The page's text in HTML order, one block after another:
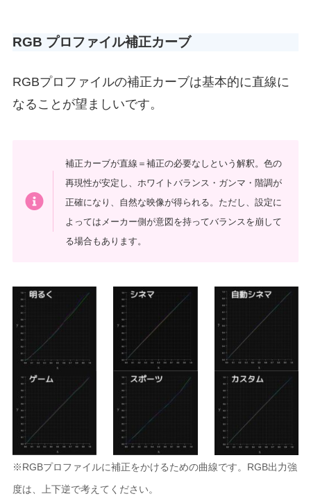
RGB プロファイル補正カーブ
RGBプロファイルの補正カーブは基本的に直線に
なることが望ましいです。
補正カーブが直線＝補正の必要なしという解釈。色の
再現性が安定し、ホワイトバランス・ガンマ・階調が
正確になり、自然な映像が得られる。ただし、設定に
よってはメーカー側が意図を持ってバランスを崩して
る場合もあります。
※RGBプロファイルに補正をかけるための曲線です。RGB出力強
度は、上下逆で考えてください。